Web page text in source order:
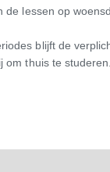
de lessen op
blijft de
om thuis te